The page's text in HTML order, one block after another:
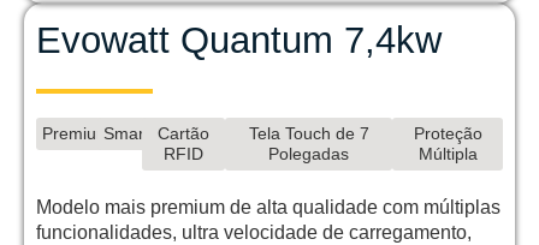
Evowatt Quantum 7,4kw
PremiumSmart
Cartão
RFID
Tela Touch de 7
Polegadas
Proteção
Múltipla
Modelo mais premium de alta qualidade com múltiplas
funcionalidades, ultra velocidade de carregamento,